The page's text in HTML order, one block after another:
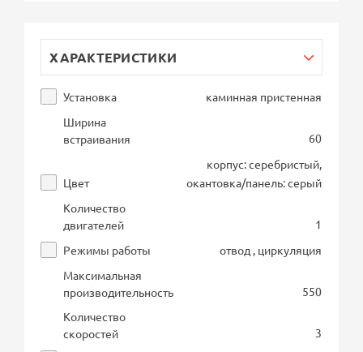
ХАРАКТЕРИСТИКИ
Установка
каминная пристенная
Ширина
встраивания
60
Цвет
корпус: серебристый,
окантовка/панель: серый
Количество
двигателей
1
Режимы работы
отвод , циркуляция
Максимальная
производительность
550
Количество
скоростей
3